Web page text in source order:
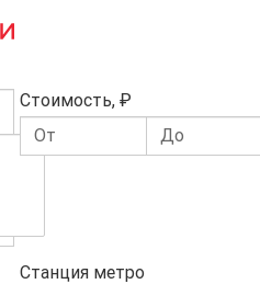
Стоимость, ₽
Станция метро